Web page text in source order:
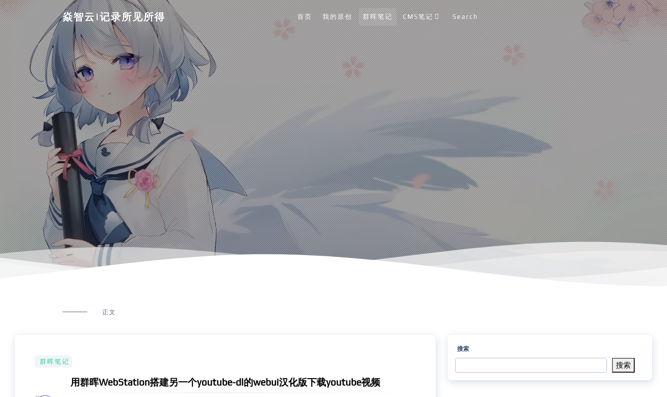
焱智云|记录所见所得 首页 我的原创 群晖笔记 CMS笔记 Search
正文
群晖笔记
用群晖WebStation搭建另一个youtube-dl的webui汉化版下载youtube视频
搜索
搜索